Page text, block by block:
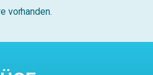
vorhanden.